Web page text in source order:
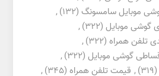
موبایل سامسونگ (132)
,
گوشی موبایل (322)
,
تلفن همراه (322)
,
گوشی موبایل (322)
,
(319)
, قیمت تلفن همراه (345)
,